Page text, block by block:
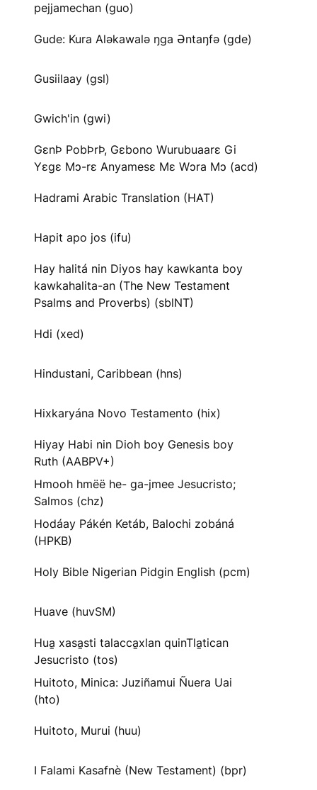
pejjamechan (guo)
Gude: Kura Aləkawalə ŋga Əntaŋfə (gde)
Gusiilaay (gsl)
Gwich'in (gwi)
GɛnÞ PobÞrÞ, Gɛbono Wurubuaarɛ Gi
Yɛgɛ Mɔ-rɛ Anyamesɛ Mɛ Wɔra Mɔ (acd)
Hadrami Arabic Translation (HAT)
Hapit apo jos (ifu)
Hay halitá nin Diyos hay kawkanta boy
kawkahalita-an (The New Testament
Psalms and Proverbs) (sblNT)
Hdi (xed)
Hindustani, Caribbean (hns)
Hixkaryána Novo Testamento (hix)
Hiyay Habi nin Dioh boy Genesis boy
Ruth (AABPV+)
Hmooh hmëë he- ga-jmee Jesucristo;
Salmos (chz)
Hodáay Pákén Ketáb, Balochi zobáná
(HPKB)
Holy Bible Nigerian Pidgin English (pcm)
Huave (huvSM)
Hua̱ xasa̱sti talacca̱xlan quinTla̱tican
Jesucristo (tos)
Huitoto, Minica: Juziñamui Ñuera Uai
(hto)
Huitoto, Murui (huu)
I Falami Kasafnè (New Testament) (bpr)